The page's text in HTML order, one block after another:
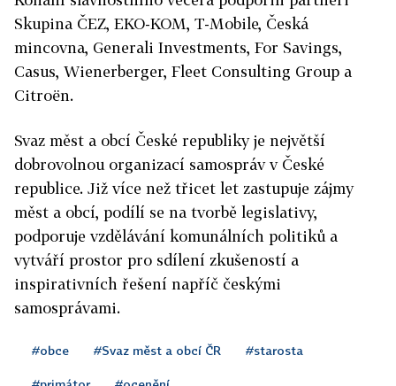
Skupina ČEZ, EKO-KOM, T-Mobile, Česká
mincovna, Generali Investments, For Savings,
Casus, Wienerberger, Fleet Consulting Group a
Citroën.
Svaz měst a obcí České republiky je největší
dobrovolnou organizací samospráv v České
republice. Již více než třicet let zastupuje zájmy
měst a obcí, podílí se na tvorbě legislativy,
podporuje vzdělávání komunálních politiků a
vytváří prostor pro sdílení zkušeností a
inspirativních řešení napříč českými
samosprávami.
#obce #Svaz měst a obcí ČR #starosta